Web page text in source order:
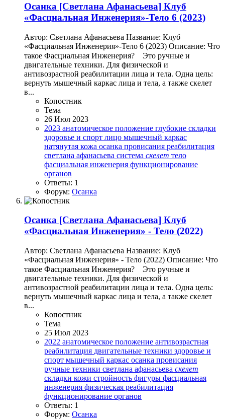
Осанка [Светлана Афанасьева] Клуб
«Фасциальная Инженерия»-Тело 6 (2023)
Автор: Светлана Афанасьева Название: Клуб
«Фасциальная Инженерия»-Тело 6 (2023) Описание: Что
такое Фасциальная Инженерия? ⠀Это ручные и
двигательные техники. Для физической и
антивозрастной реабилитации лица и тела. Одна цель:
вернуть мышечный каркас лица и тела, а также скелет
в...
Копостник
Тема
26 Июл 2023
2023 анатомическое положение глубокие складки
здоровье и спорт лицо мышечный каркас
натянутая кожа осанка провисания реабилитация
светлана афанасьева система скелет тело
фасциальная инженерия функционирование
органов
Ответы: 1
Форум: Осанка
Осанка [Светлана Афанасьева] Клуб
«Фасциальная Инженерия» - Тело (2022)
Автор: Светлана Афанасьева Название: Клуб
«Фасциальная Инженерия» - Тело (2022) Описание: Что
такое Фасциальная Инженерия? ⠀Это ручные и
двигательные техники. Для физической и
антивозрастной реабилитации лица и тела. Одна цель:
вернуть мышечный каркас лица и тела, а также скелет
в...
Копостник
Тема
25 Июл 2023
2022 анатомическое положение антивозрастная
реабилитация двигательные техники здоровье и
спорт мышечный каркас осанка провисания
ручные техники светлана афанасьева скелет
складки кожи стройность фигуры фасциальная
инженерия физическая реабилитация
функционирование органов
Ответы: 1
Форум: Осанка